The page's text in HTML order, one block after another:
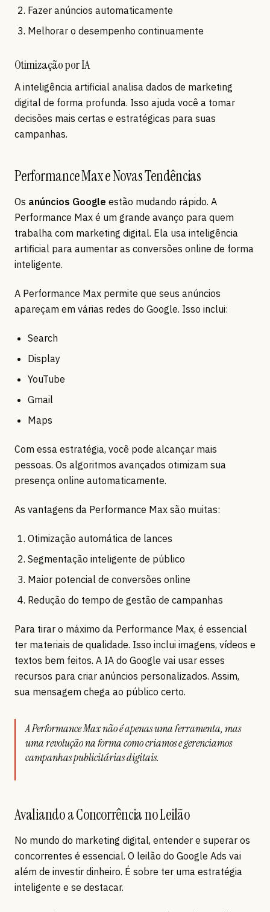
Fazer anúncios automaticamente
Melhorar o desempenho continuamente
Otimização por IA
A inteligência artificial analisa dados de marketing
digital de forma profunda. Isso ajuda você a tomar
decisões mais certas e estratégicas para suas
campanhas.
Performance Max e Novas Tendências
Os anúncios Google estão mudando rápido. A
Performance Max é um grande avanço para quem
trabalha com marketing digital. Ela usa inteligência
artificial para aumentar as conversões online de forma
inteligente.
A Performance Max permite que seus anúncios
apareçam em várias redes do Google. Isso inclui:
Search
Display
YouTube
Gmail
Maps
Com essa estratégia, você pode alcançar mais
pessoas. Os algoritmos avançados otimizam sua
presença online automaticamente.
As vantagens da Performance Max são muitas:
Otimização automática de lances
Segmentação inteligente de público
Maior potencial de conversões online
Redução do tempo de gestão de campanhas
Para tirar o máximo da Performance Max, é essencial
ter materiais de qualidade. Isso inclui imagens, vídeos e
textos bem feitos. A IA do Google vai usar esses
recursos para criar anúncios personalizados. Assim,
sua mensagem chega ao público certo.
A Performance Max não é apenas uma ferramenta, mas
uma revolução na forma como criamos e gerenciamos
campanhas publicitárias digitais.
Avaliando a Concorrência no Leilão
No mundo do marketing digital, entender e superar os
concorrentes é essencial. O leilão do Google Ads vai
além de investir dinheiro. É sobre ter uma estratégia
inteligente e se destacar.